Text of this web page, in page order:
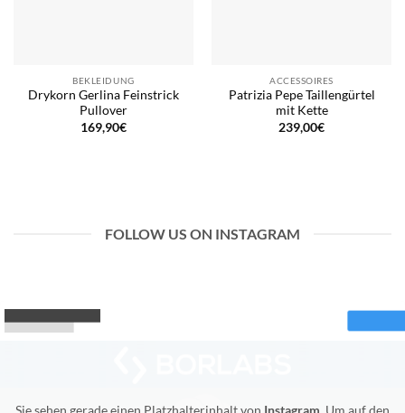
BEKLEIDUNG
Drykorn Gerlina Feinstrick
Pullover
169,90€
ACCESSOIRES
Patrizia Pepe Taillengürtel
mit Kette
239,00€
FOLLOW US ON INSTAGRAM